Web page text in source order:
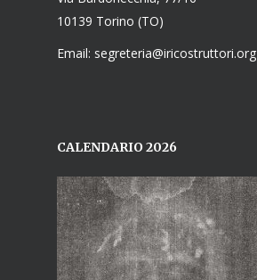
10139 Torino (TO)
Email: segreteria@iricostruttori.org
CALENDARIO 2026